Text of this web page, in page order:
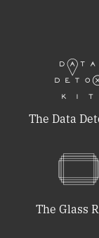
The Data
The Glass